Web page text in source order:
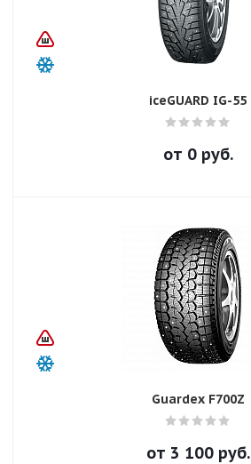
iceGUARD IG-55
от 0руб.
Guardex F700Z
от 3 100руб.